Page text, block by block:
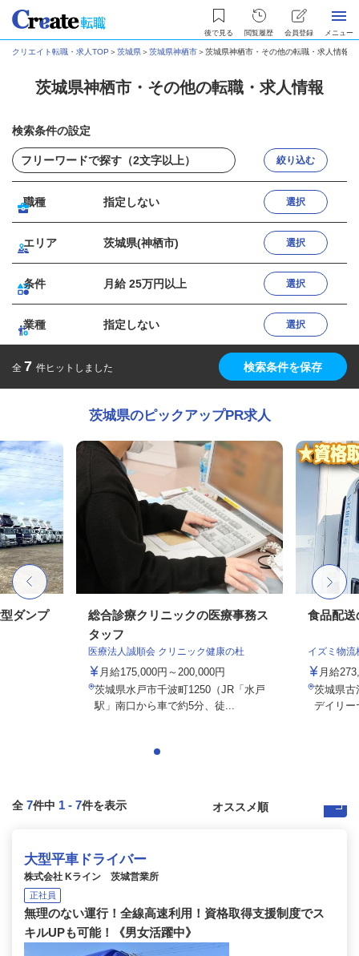
後で見る 閲覧履歴 会員登録 メニュー
クリエイト転職・求人TOP ＞茨城県＞茨城県神栖市＞茨城県神栖市・その他の転職・求人情報
茨城県神栖市・その他の転職・求人情報
検索条件の設定
絞り込む
職種 指定しない 選択
エリア 茨城県(神栖市) 選択
条件 月給 25万円以上 選択
業種 指定しない 選択
全 7 件ヒットしました 検索条件を保存
茨城県のピックアップPR求人
ダンプ
総合診療クリニックの医療事務ス
タッフ
医療法人誠順会 クリニック健康の杜
月給175,000円～200,000円
茨城県水戸市千波町1250（JR「水戸
駅」南口から車で約5分、徒...
食品配送
イズミ物
月給
茨城県
デイリー
全 7件中 1 - 7件を表示
大型平車ドライバー
株式会社 Kライン 茨城営業所
正社員
無理のない運行！全線高速利用！資格取得支援制度でス
キルUPも可能！《男女活躍中》